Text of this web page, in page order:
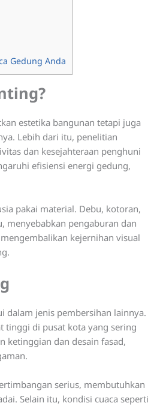
Gedung Anda
estetika bangunan tetapi juga
Lebih dari itu, penelitian
dan kesejahteraan penghuni
efisiensi energi gedung,
pakai material. Debu, kotoran,
menyebabkan pengaburan dan
kejernihan visual
dalam jenis pembersihan lainnya.
tinggi di pusat kota yang sering
ketinggian dan desain fasad,
serius, membutuhkan
Selain itu, kondisi cuaca seperti